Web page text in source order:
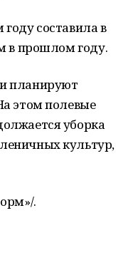
составила в
в прошлом году.
планируют
этом полевые
уборка
культур,
.